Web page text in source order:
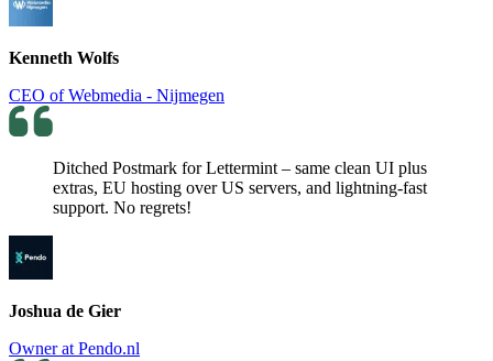
Kenneth Wolfs
CEO of Webmedia - Nijmegen
Ditched Postmark for Lettermint – same clean UI plus
extras, EU hosting over US servers, and lightning-fast
support. No regrets!
Joshua de Gier
Owner at Pendo.nl